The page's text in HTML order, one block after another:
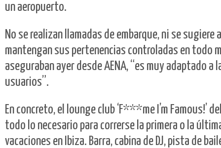
un aeropuerto.
No se realizan llamadas de embarque, ni se sugiere
mantengan sus pertenencias controladas en todo
aseguraban ayer desde AENA, “es muy adaptado a
usuarios”.
En concreto, el lounge club ‘F***me I’m Famous!’
todo lo necesario para correrse la primera o la
vacaciones en Ibiza. Barra, cabina de DJ, pista de